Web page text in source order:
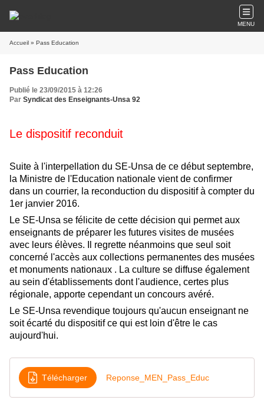
MENU
Accueil » Pass Education
Pass Education
Publié le 23/09/2015 à 12:26
Par Syndicat des Enseignants-Unsa 92
Le dispositif reconduit
Suite à l'interpellation du SE-Unsa de ce début septembre,
la Ministre de l'Education nationale vient de confirmer
dans un courrier, la reconduction du dispositif à compter du
1er janvier 2016.
Le SE-Unsa se félicite de cette décision qui permet aux
enseignants de préparer les futures visites de musées
avec leurs élèves. Il regrette néanmoins que seul soit
concerné l'accès aux collections permanentes des musées
et monuments nationaux . La culture se diffuse également
au sein d'établissements dont l'audience, certes plus
régionale, apporte cependant un concours avéré.
Le SE-Unsa revendique toujours qu'aucun enseignant ne
soit écarté du dispositif ce qui est loin d'être le cas
aujourd'hui.
Télécharger Reponse_MEN_Pass_Educ